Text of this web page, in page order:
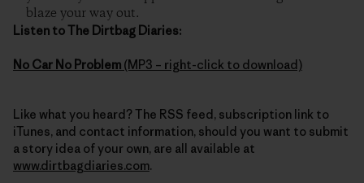
blaze your way out.
Listen to The Dirtbag Diaries:
No Car No Problem (MP3 – right-click to download)
Like what you heard? The RSS feed, subscription link to
iTunes, and contact information, should you want to submit
a story idea of your own, are all available at
www.dirtbagdiaries.com.